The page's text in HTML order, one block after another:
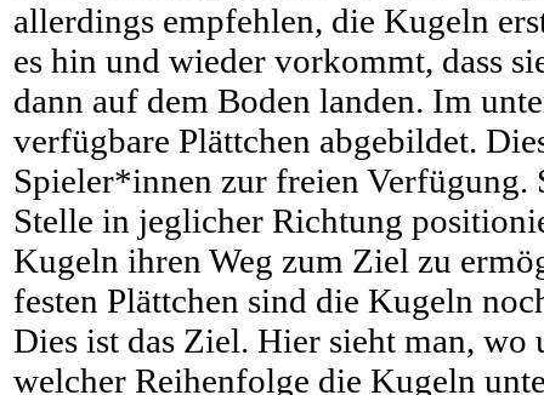
allerdings empfehlen, die Kugeln
es hin und wieder vorkommt, dass
dann auf dem Boden landen. Im
verfügbare Plättchen abgebildet.
Spieler*innen zur freien Verfügung.
Stelle in jeglicher Richtung
Kugeln ihren Weg zum Ziel zu
festen Plättchen sind die Kugeln
Dies ist das Ziel. Hier sieht man, wo
welcher Reihenfolge die Kugeln